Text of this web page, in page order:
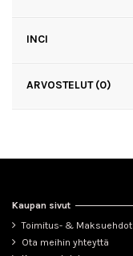
INCI
ARVOSTELUT (0)
Kaupan sivut
Toimitus- & Maksuehdot
Ota meihin yhteyttä